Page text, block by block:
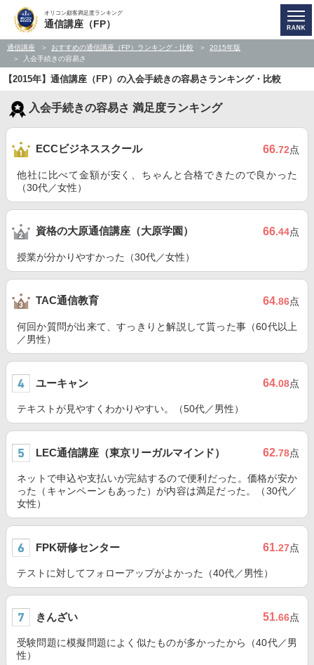
オリコン顧客満足度ランキング
通信講座（FP）
通信講座 おすすめの通信講座（FP）ランキング・比較
2015年版
入会手続きの容易さ
【2015年】通信講座（FP）の入会手続きの容易さランキング・比較
入会手続きの容易さ 満足度ランキング
ECCビジネススクール 66.72点
他社に比べて金額が安く、ちゃんと合格できたので良かった
（30代／女性）
資格の大原通信講座（大原学園） 66.44点
授業が分かりやすかった（30代／女性）
TAC通信教育 64.86点
何回か質問が出来て、すっきりと解説して貰った事（60代以上
／男性）
ユーキャン 64.08点
テキストが見やすくわかりやすい。（50代／男性）
LEC通信講座（東京リーガルマインド） 62.78点
ネットで申込や支払いが完結するので便利だった。価格が安か
った（キャンペーンもあった）が内容は満足だった。（30代／
女性）
FPK研修センター 61.27点
テストに対してフォローアップがよかった（40代／男性）
きんざい 51.66点
受験問題に模擬問題によく似たものが多かったから（40代／男
性）